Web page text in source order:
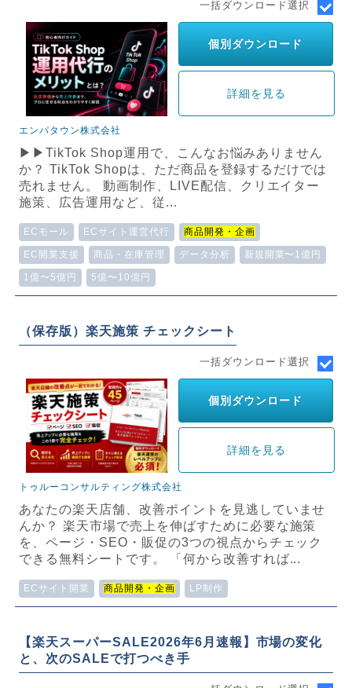
一括ダウンロード選択
個別ダウンロード
詳細を見る
エンパタウン株式会社
▶▶TikTok Shop運用で、こんなお悩みありません
か？ TikTok Shopは、ただ商品を登録するだけでは
売れません。 動画制作、LIVE配信、クリエイター
施策、広告運用など、従...
ECモール ECサイト運営代行 商品開発・企画
EC開業支援 商品・在庫管理 データ分析 新規開業〜1億円
1億〜5億円 5億〜10億円
（保存版）楽天施策 チェックシート
一括ダウンロード選択
個別ダウンロード
詳細を見る
トゥルーコンサルティング株式会社
あなたの楽天店舗、改善ポイントを見逃していませ
んか？ 楽天市場で売上を伸ばすために必要な施策
を、ページ・SEO・販促の3つの視点からチェック
できる無料シートです。 「何から改善すれば...
ECサイト開業 商品開発・企画 LP制作
【楽天スーパーSALE2026年6月速報】市場の変化
と、次のSALEで打つべき手